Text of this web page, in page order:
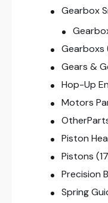
Gearbox
Gearboxs
Gears &
Hop-Up
Motors
Piston
Pistons
Precision
Spring